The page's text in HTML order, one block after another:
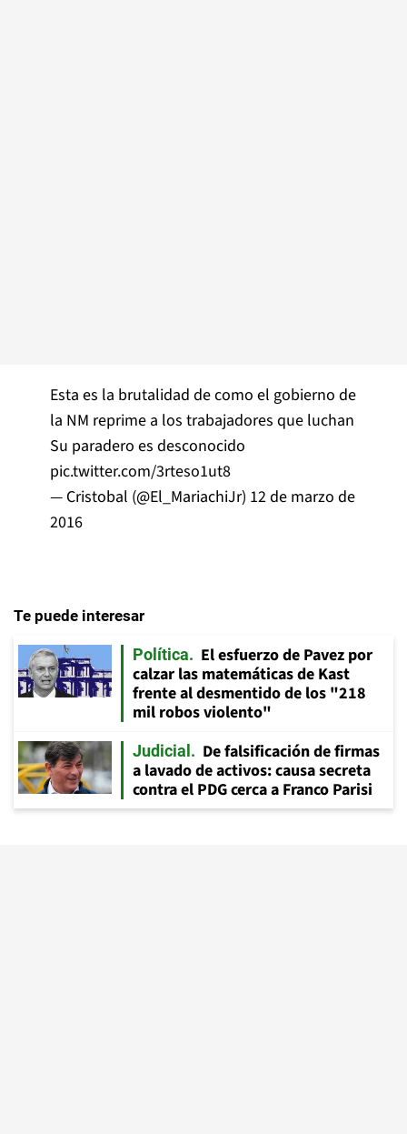
Esta es la brutalidad de como el gobierno de
la NM reprime a los trabajadores que luchan
Su paradero es desconocido
pic.twitter.com/3rteso1ut8
— Cristobal (@El_MariachiJr) 12 de marzo de
2016
Te puede interesar
Política
El esfuerzo de Pavez por
calzar las matemáticas de Kast
frente al desmentido de los "218
mil robos violento"
Judicial
De falsificación de firmas
a lavado de activos: causa secreta
contra el PDG cerca a Franco Parisi